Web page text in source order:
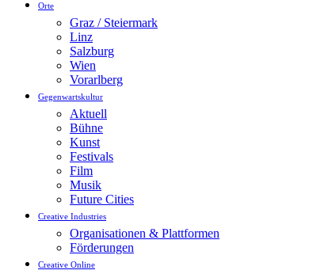
Orte
Graz / Steiermark
Linz
Salzburg
Wien
Vorarlberg
Gegenwartskultur
Aktuell
Bühne
Kunst
Festivals
Film
Musik
Future Cities
Creative Industries
Organisationen & Plattformen
Förderungen
Creative Online